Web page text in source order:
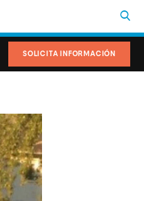
SOLICITA INFORMACIÓN